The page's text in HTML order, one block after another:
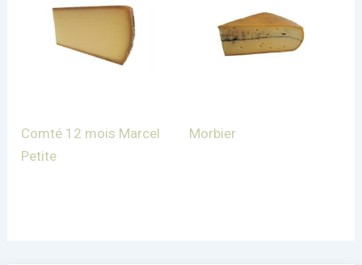
Comté 12 mois Marcel
Petite
Morbier